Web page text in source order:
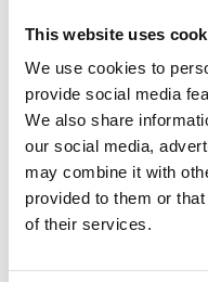
This website uses
We use cookies to
provide social media
We also share
our social media,
may combine it with
provided to them or
of their services.
nas
Odpowiedź jest prosta –